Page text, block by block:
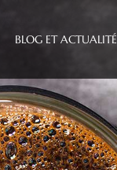
BLOG ET ACTUALITÉ